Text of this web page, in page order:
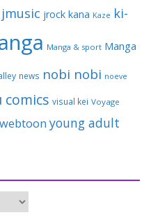
jmusic jrock kana Kaze ki-
Manga & sport Manga
news nobi nobi noeve
visual kei Voyage
webtoon young adult